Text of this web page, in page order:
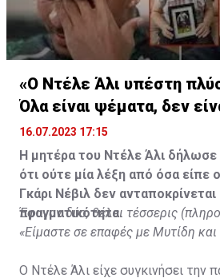
«Ο Ντέλε Άλι υπέστη
Όλα είναι ψέματα, δεν
υιοθετημένος»
16.07.2023 17:15
Η μητέρα του Ντέλε Άλι δήλωσε
ότι ούτε μία λέξη από όσα είπε
Γκάρι Νέβιλ δεν
πραγματικότητα.
Έφυγαν δύο, θέλει τέσσερις
«Είμαστε σε επαφές με Μυτίδη και
Ο Ντέλε Άλι είχε συγκινήσει την